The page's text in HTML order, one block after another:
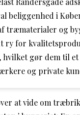
beliggenhed i
træmaterialer og
ry for
hvilket gør dem til
og private
at vide om